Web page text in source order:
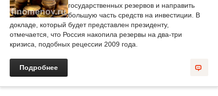
государственных резервов и направить
большую часть средств на инвестиции. В
докладе, который будет представлен президенту,
отмечается, что Россия накопила резервы на два-три
кризиса, подобных рецессии 2009 года.
Подробнее